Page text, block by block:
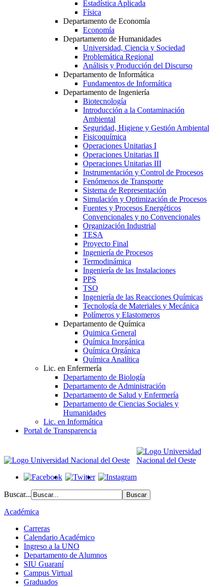
Estadística Aplicada
Física
Departamento de Economía
Economía
Departamento de Humanidades
Universidad, Ciencia y Sociedad
Problemática Regional
Análisis y Producción del Discurso
Departamento de Informática
Fundamentos de Informática
Departamento de Ingeniería
Biotecnología
Introducción a la Contaminación
Ambiental
Seguridad, Higiene y Gestión Ambiental
Fisicoquímica
Operaciones Unitarias I
Operaciones Unitarias II
Operaciones Unitarias III
Instrumentación y Control de Procesos
Fenómenos de Transporte
Sistema de Representación
Simulación y Optimización de Procesos
Fuentes y Procesos Energéticos
Convencionales y no Convencionales
Organización Industrial
TESA
Proyecto Final
Ingeniería de Procesos
Termodinámica
Ingeniería de las Instalaciones
PPS
TSO
Ingeniería de las Reacciones Químicas
Tecnología de Materiales y Mecánica
Polímeros y Elastomeros
Departamento de Química
Quimica General
Química Inorgánica
Química Orgánica
Química Analítica
Lic. en Enfermería
Departamento de Biología
Departamento de Administración
Departamento de Salud y Enfermería
Departamento de Ciencias Sociales y
Humanidades
Lic. en Informática
Portal de Transparencia
Buscar...
Académica
Carreras
Calendario Académico
Ingreso a la UNO
Departamento de Alumnos
SIU Guaraní
Campus Virtual
Graduados